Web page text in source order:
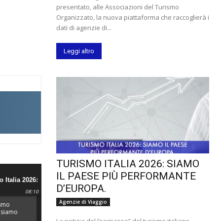
Italia 2026:
08:10
presentato, alle Associazioni del Turismo
Organizzato, la nuova piattaforma che raccoglierà i
dati di agenzie di...
Leggi altro
TURISMO ITALIA 2026: SIAMO
IL PAESE PIÙ PERFORMANTE
D’EUROPA.
Agenzie di Viaggio